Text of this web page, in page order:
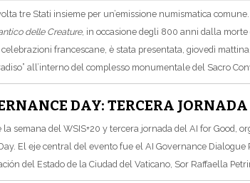
tre Stati insieme per un’emissione numismatica
delle Creature, in occasione degli 800 anni dalla
francescane, è stata presentata, giovedì
all’interno del complesso monumentale del Sacro
DAY: TERCERA JORNADA
la semana del WSIS+20 y tercera jornada del AI for Good,
El eje central del evento fue el AI Governance
del Estado de la Ciudad del Vaticano, Sor Raffaella